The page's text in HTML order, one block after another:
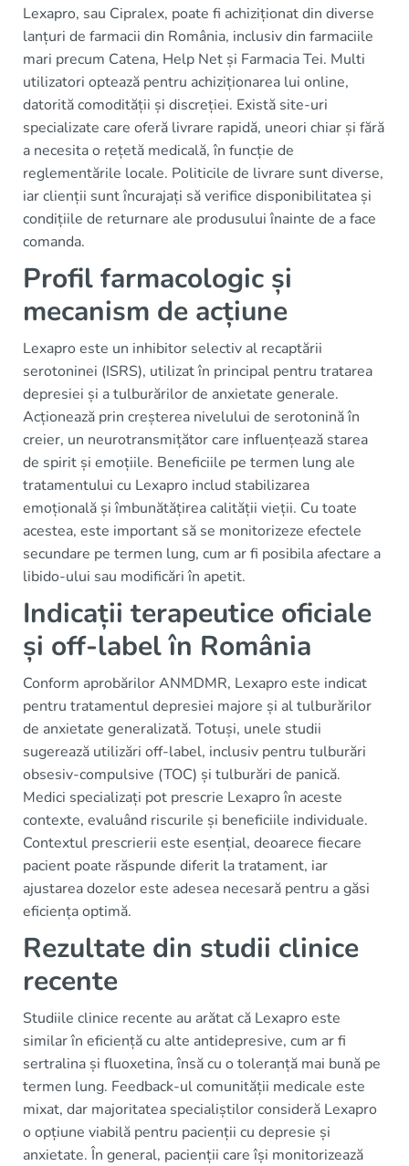
Lexapro, sau Cipralex, poate fi achiziționat din diverse
lanțuri de farmacii din România, inclusiv din farmaciile
mari precum Catena, Help Net și Farmacia Tei. Multi
utilizatori optează pentru achiziționarea lui online,
datorită comodității și discreției. Există site-uri
specializate care oferă livrare rapidă, uneori chiar și fără
a necesita o rețetă medicală, în funcție de
reglementările locale. Politicile de livrare sunt diverse,
iar clienții sunt încurajați să verifice disponibilitatea și
condițiile de returnare ale produsului înainte de a face
comanda.
Profil farmacologic și
mecanism de acțiune
Lexapro este un inhibitor selectiv al recaptării
serotoninei (ISRS), utilizat în principal pentru tratarea
depresiei și a tulburărilor de anxietate generale.
Acționează prin creșterea nivelului de serotonină în
creier, un neurotransmițător care influențează starea
de spirit și emoțiile. Beneficiile pe termen lung ale
tratamentului cu Lexapro includ stabilizarea
emoțională și îmbunătățirea calității vieții. Cu toate
acestea, este important să se monitorizeze efectele
secundare pe termen lung, cum ar fi posibila afectare a
libido-ului sau modificări în apetit.
Indicații terapeutice oficiale
și off-label în România
Conform aprobărilor ANMDMR, Lexapro este indicat
pentru tratamentul depresiei majore și al tulburărilor
de anxietate generalizată. Totuși, unele studii
sugerează utilizări off-label, inclusiv pentru tulburări
obsesiv-compulsive (TOC) și tulburări de panică.
Medici specializați pot prescrie Lexapro în aceste
contexte, evaluând riscurile și beneficiile individuale.
Contextul prescrierii este esențial, deoarece fiecare
pacient poate răspunde diferit la tratament, iar
ajustarea dozelor este adesea necesară pentru a găsi
eficiența optimă.
Rezultate din studii clinice
recente
Studiile clinice recente au arătat că Lexapro este
similar în eficiență cu alte antidepresive, cum ar fi
sertralina și fluoxetina, însă cu o toleranță mai bună pe
termen lung. Feedback-ul comunității medicale este
mixat, dar majoritatea specialiștilor consideră Lexapro
o opțiune viabilă pentru pacienții cu depresie și
anxietate. În general, pacienții care își monitorizează